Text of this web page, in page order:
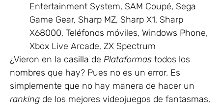
Entertainment System, SAM Coupé, Sega
Game Gear, Sharp MZ, Sharp X1, Sharp
X68000, Teléfonos móviles, Windows Phone,
Xbox Live Arcade, ZX Spectrum
¿Vieron en la casilla de Plataformas todos los
nombres que hay? Pues no es un error. Es
simplemente que no hay manera de hacer un
ranking de los mejores videojuegos de fantasmas,